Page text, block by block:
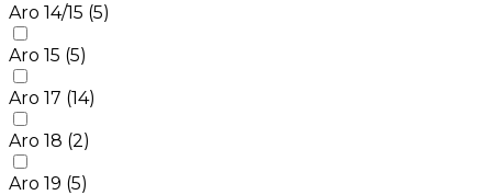
Aro 14/15 (5)
Aro 15 (5)
Aro 17 (14)
Aro 18 (2)
Aro 19 (5)